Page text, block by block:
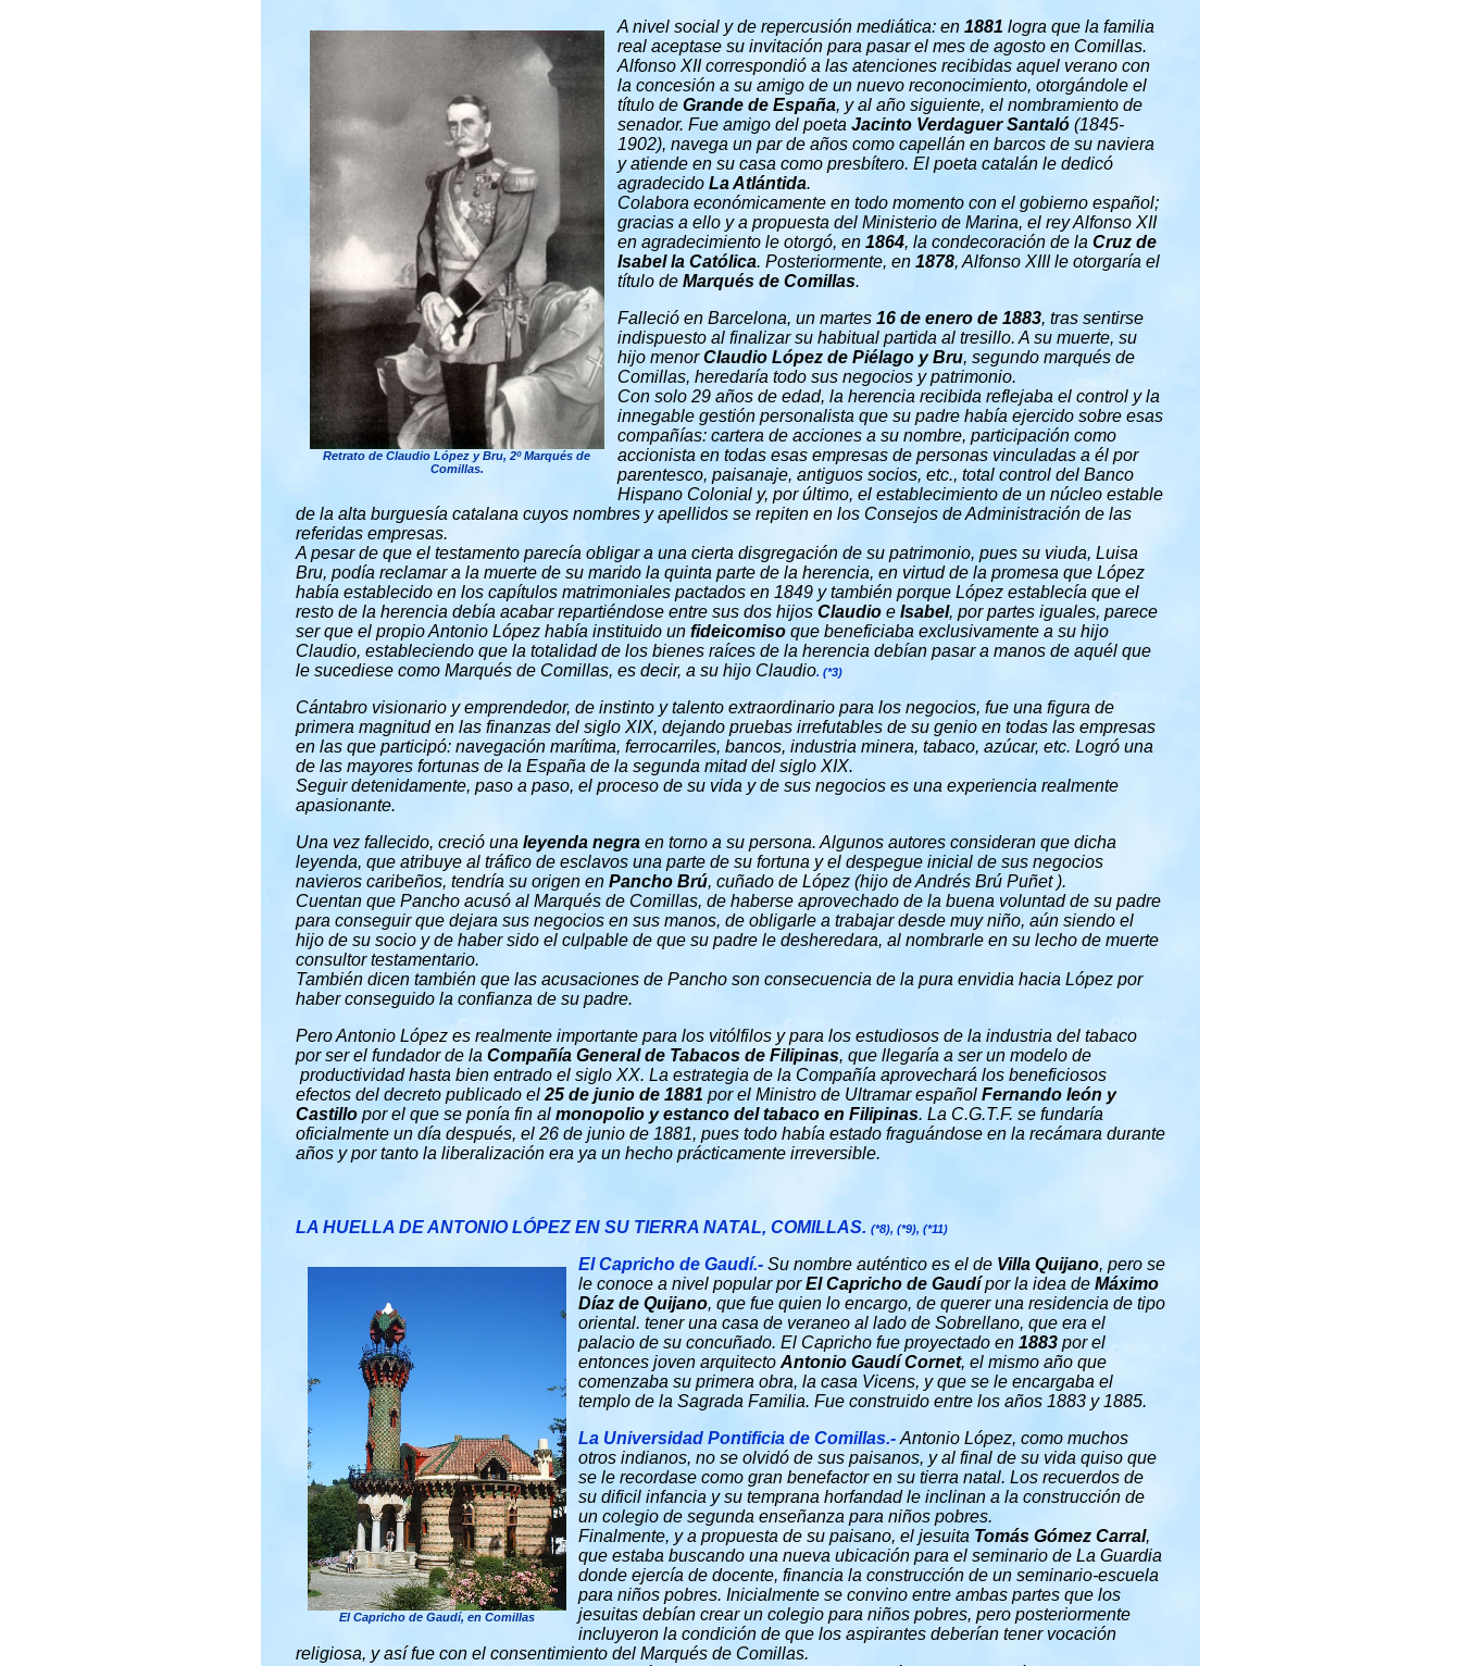
Retrato de Claudio López y Bru, 2º Marqués de
Comillas.
A nivel social y de repercusión mediática: en 1881 logra que la familia
real aceptase su invitación para pasar el mes de agosto en Comillas.
Alfonso XII correspondió a las atenciones recibidas aquel verano con
la concesión a su amigo de un nuevo reconocimiento, otorgándole el
título de Grande de España, y al año siguiente, el nombramiento de
senador. Fue amigo del poeta Jacinto Verdaguer Santaló (1845-
1902), navega un par de años como capellán en barcos de su naviera
y atiende en su casa como presbítero. El poeta catalán le dedicó
agradecido La Atlántida.
Colabora económicamente en todo momento con el gobierno español;
gracias a ello y a propuesta del Ministerio de Marina, el rey Alfonso XII
en agradecimiento le otorgó, en 1864, la condecoración de la Cruz de
Isabel la Católica. Posteriormente, en 1878, Alfonso XIII le otorgaría el
título de Marqués de Comillas.
Falleció en Barcelona, un martes 16 de enero de 1883, tras sentirse
indispuesto al finalizar su habitual partida al tresillo. A su muerte, su
hijo menorClaudio López de Piélago y Bru, segundo marqués de
Comillas, heredaría todo sus negocios y patrimonio.
Con solo 29 años de edad, la herencia recibida reflejaba el control y la
innegable gestión personalista que su padre había ejercido sobre esas
compañías: cartera de acciones a su nombre, participación como
accionista en todas esas empresas de personas vinculadas a él por
parentesco, paisanaje, antiguos socios, etc., total control del Banco
Hispano Colonial y, por último, el establecimiento de un núcleo estable
de la alta burguesía catalana cuyos nombres y apellidos se repiten en los Consejos de Administración de las
referidas empresas.
A pesar de que el testamento parecía obligar a una cierta disgregación de su patrimonio, pues su viuda, Luisa
Bru, podía reclamar a la muerte de su marido la quinta parte de la herencia, en virtud de la promesa que López
había establecido en los capítulos matrimoniales pactados en 1849 y también porque López establecía que el
resto de la herencia debía acabar repartiéndose entre sus dos hijos Claudio e Isabel, por partes iguales, parece
ser que el propio Antonio López había instituido un fideicomiso que beneficiaba exclusivamente a su hijo
Claudio, estableciendo que la totalidad de los bienes raíces de la herencia debían pasar a manos de aquél que
le sucediese como Marqués de Comillas, es decir, a su hijo Claudio. (*3)
Cántabro visionario y emprendedor, de instinto y talento extraordinario para los negocios, fue una figura de
primera magnitud en las finanzas del siglo XIX, dejando pruebas irrefutables de su genio en todas las empresas
en las que participó: navegación marítima, ferrocarriles, bancos, industria minera, tabaco, azúcar, etc. Logró una
de las mayores fortunas de la España de la segunda mitad del siglo XIX.
Seguir detenidamente, paso a paso, el proceso de su vida y de sus negocios es una experiencia realmente
apasionante.
Una vez fallecido, creció una leyenda negra en torno a su persona. Algunos autores consideran que dicha
leyenda, que atribuye al tráfico de esclavos una parte de su fortuna y el despegue inicial de sus negocios
navieros caribeños, tendría su origen en Pancho Brú, cuñado de López (hijo de Andrés Brú Puñet ).
Cuentan que Pancho acusó al Marqués de Comillas, de haberse aprovechado de la buena voluntad de su padre
para conseguir que dejara sus negocios en sus manos, de obligarle a trabajar desde muy niño, aún siendo el
hijo de su socio y de haber sido el culpable de que su padre le desheredara, al nombrarle en su lecho de muerte
consultor testamentario.
También dicen también que las acusaciones de Pancho son consecuencia de la pura envidia hacia López por
haber conseguido la confianza de su padre.
Pero Antonio López es realmente importante para los vitólfilos y para los estudiosos de la industria del tabaco
por ser el fundador de la Compañía General de Tabacos de Filipinas, que llegaría a ser un modelo de
productividad hasta bien entrado el siglo XX. La estrategia de la Compañía aprovechará los beneficiosos
efectos del decreto publicado el 25 de junio de 1881 por el Ministro de Ultramar español Fernando león y
Castillo por el que se ponía fin al monopolio yestanco del tabaco en Filipinas. La C.G.T.F. se fundaría
oficialmente un día después, el 26 de junio de 1881, pues todo había estado fraguándose en la recámara durante
años y por tanto la liberalización era ya un hecho prácticamente irreversible.
LA HUELLA DE ANTONIO LÓPEZ EN SU TIERRA NATAL, COMILLAS. (*8), (*9), (*11)
El Capricho de Gaudí, en Comillas
El Capricho de Gaudí.- Su nombre auténtico es el de Villa Quijano, pero se
le conoce a nivel popular porEl Capricho de Gaudípor la idea de Máximo
Díaz de Quijano, que fue quien lo encargo, de querer una residencia de tipo
oriental. tener una casa de veraneo al lado de Sobrellano, que era el
palacio de su concuñado. El Capricho fue proyectado en 1883 por el
entonces joven arquitecto Antonio Gaudí Cornet, el mismo año que
comenzaba su primera obra, la casa Vicens, y que se le encargaba el
templo de la Sagrada Familia. Fue construido entre los años 1883 y 1885.
La Universidad Pontificia de Comillas.- Antonio López, como muchos
otros indianos, no se olvidó de sus paisanos, y al final de su vida quiso que
se le recordase como gran benefactor en su tierra natal. Los recuerdos de
su dificil infancia y su temprana horfandad le inclinan a la construcción de
un colegio de segunda enseñanza para niños pobres.
Finalmente, y a propuesta de su paisano, el jesuita Tomás Gómez Carral,
que estaba buscando una nueva ubicación para el seminario de La Guardia
donde ejercía de docente, financia la construcción de un seminario-escuela
para niños pobres. Inicialmente se convino entre ambas partes que los
jesuitas debían crear un colegio para niños pobres, pero posteriormente
incluyeron la condición de que los aspirantes deberían tener vocación
religiosa, y así fue con el consentimiento del Marqués de Comillas.